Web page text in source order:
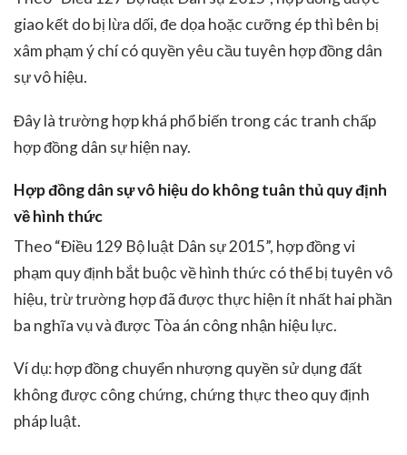
giao kết do bị lừa dối, đe dọa hoặc cưỡng ép thì bên bị
xâm phạm ý chí có quyền yêu cầu tuyên hợp đồng dân
sự vô hiệu.
Đây là trường hợp khá phổ biến trong các tranh chấp
hợp đồng dân sự hiện nay.
Hợp đồng dân sự vô hiệu do không tuân thủ quy định
về hình thức
Theo “Điều 129 Bộ luật Dân sự 2015”, hợp đồng vi
phạm quy định bắt buộc về hình thức có thể bị tuyên vô
hiệu, trừ trường hợp đã được thực hiện ít nhất hai phần
ba nghĩa vụ và được Tòa án công nhận hiệu lực.
Ví dụ: hợp đồng chuyển nhượng quyền sử dụng đất
không được công chứng, chứng thực theo quy định
pháp luật.